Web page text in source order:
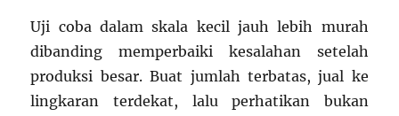
Uji coba dalam skala kecil jauh lebih murah
dibanding memperbaiki kesalahan setelah
produksi besar. Buat jumlah terbatas, jual ke
lingkaran terdekat, lalu perhatikan bukan